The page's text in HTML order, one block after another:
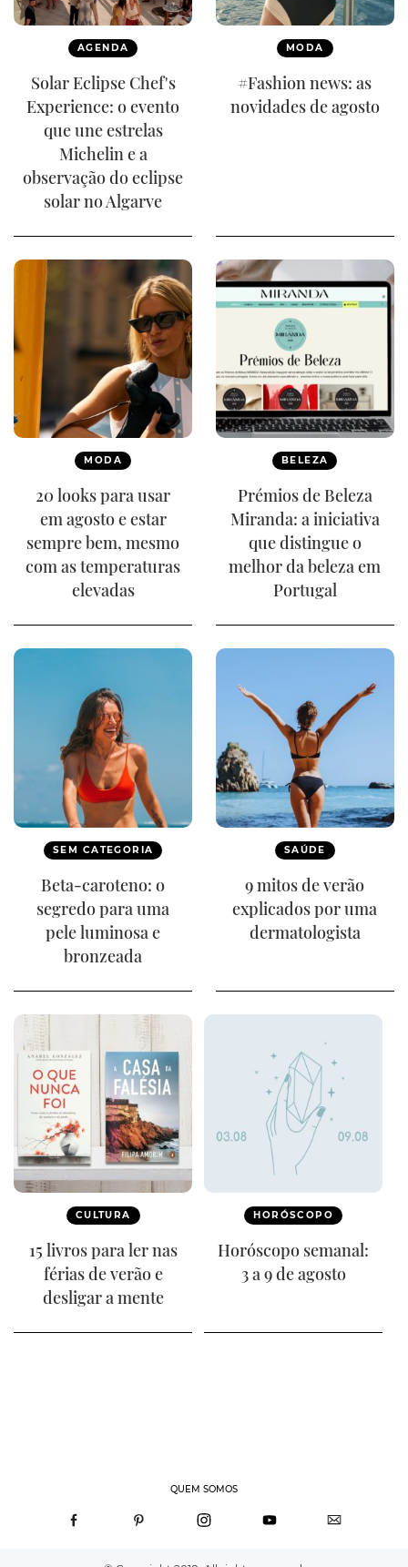
AGENDA
Solar Eclipse Chef's
Experience: o evento
que une estrelas
Michelin e a
observação do eclipse
solar no Algarve
MODA
#Fashion news: as
novidades de agosto
MODA
20 looks para usar
em agosto e estar
sempre bem, mesmo
com as temperaturas
elevadas
BELEZA
Prémios de Beleza
Miranda: a iniciativa
que distingue o
melhor da beleza em
Portugal
SEM CATEGORIA
Beta-caroteno: o
segredo para uma
pele luminosa e
bronzeada
SAÚDE
9 mitos de verão
explicados por uma
dermatologista
CULTURA
15 livros para ler nas
férias de verão e
desligar a mente
HORÓSCOPO
Horóscopo semanal:
3 a 9 de agosto
QUEM SOMOS